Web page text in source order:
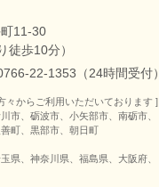
11-30
歩10分）
22-1353（24時間受付）
々からご利用いただいております ]
市、砺波市、小矢部市、南砺市、
町、黒部市、朝日町
県、神奈川県、福島県、大阪府、